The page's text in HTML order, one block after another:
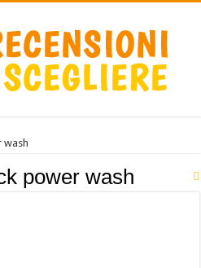
wash
power wash